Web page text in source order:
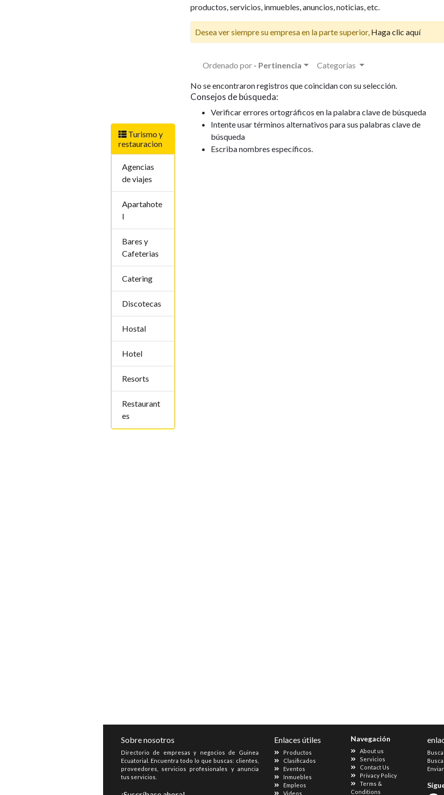
Turismo y
restauracion
Agencias
de viajes
Apartahote
l
Bares y
Cafeterias
Catering
Discotecas
Hostal
Hotel
Resorts
Restaurant
es
productos, servicios, inmuebles, anuncios, noticias, etc.
Desea ver siempre su empresa en la parte superior, Haga clic aquí
Ordenado por - Pertinencia Categorías
No se encontraron registros que coincidan con su selección.
Consejos de búsqueda:
Verificar errores ortográficos en la palabra clave de búsqueda
Intente usar términos alternativos para sus palabras clave de
búsqueda
Escriba nombres específicos.
Sobre nosotros
Directorio de empresas y negocios de Guinea
Ecuatorial. Encuentra todo lo que buscas: clientes,
proveedores, servicios profesionales y anuncia
tus servicios.
Enlaces útiles
Productos
Clasificados
Eventos
Inmuebles
Empleos
Videos
Navegación
About us
Servicios
Contact Us
Privacy Policy
Terms &
Conditions